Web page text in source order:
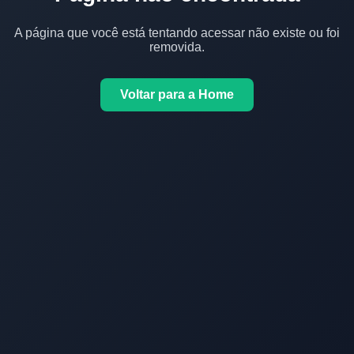
A página que você está tentando acessar não existe ou foi
removida.
Voltar para a Home